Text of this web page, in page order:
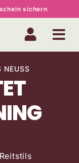
sichern
NEUSS